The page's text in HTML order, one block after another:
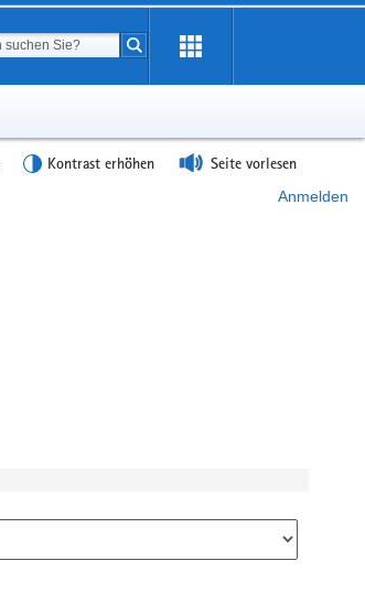
Suchbegriff
Suche starten
Kontrast erhöhen Seite vorlesen
Anmelden